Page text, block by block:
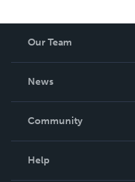
Our Team
News
In The News
Community
Help